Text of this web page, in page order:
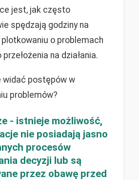
jest, jak często
spędzają godziny na
o problemach
na działania.
widać postępów w
problemów?
- istnieje możliwość,
nie posiadają jasno
procesów
decyzji lub są
przez obawę przed